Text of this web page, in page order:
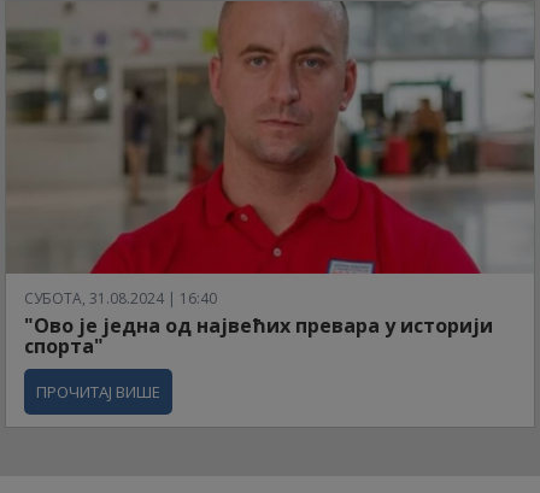
СУБОТА, 31.08.2024 | 16:40
"Ово је једна од највећих превара у историји
спорта"
ПРОЧИТАЈ ВИШЕ